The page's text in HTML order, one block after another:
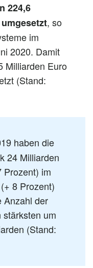
224,6
, so
im
2020. Damit
Milliarden Euro
(Stand:
haben die
24 Milliarden
Prozent) im
8 Prozent)
Anzahl der
um
(Stand: